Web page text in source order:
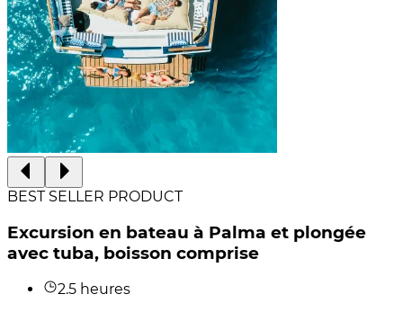
BEST SELLER PRODUCT
Excursion en bateau à Palma et plongée
avec tuba, boisson comprise
2.5 heures